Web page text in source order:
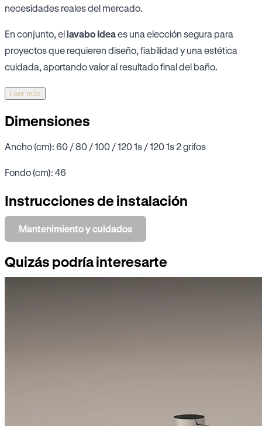
necesidades reales del mercado.
En conjunto, ellavabo Ideaes una elección segura para
proyectos que requieren diseño, fiabilidad y una estética
cuidada, aportando valor al resultado final del baño.
Leer más
Dimensiones
Ancho (cm): 60 / 80 / 100 / 120 1s / 120 1s 2 grifos
Fondo (cm): 46
Instrucciones de instalación
Mantenimiento y cuidados
Quizás podría interesarte